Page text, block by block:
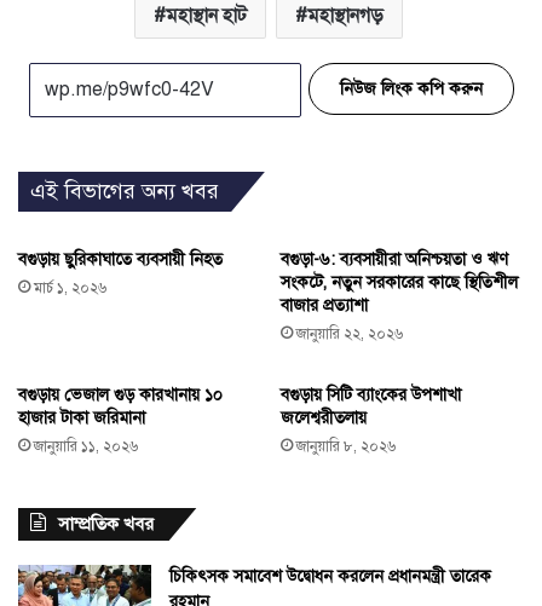
মহাস্থান হাট মহাস্থানগড়
নিউজ লিংক কপি করুন
এই বিভাগের অন্য খবর
বগুড়ায় ছুরিকাঘাতে ব্যবসায়ী নিহত
মার্চ ১, ২০২৬
বগুড়া-৬: ব্যবসায়ীরা অনিশ্চয়তা ও ঋণ
সংকটে, নতুন সরকারের কাছে স্থিতিশীল
বাজার প্রত্যাশা
জানুয়ারি ২২, ২০২৬
বগুড়ায় ভেজাল গুড় কারখানায় ১০
হাজার টাকা জরিমানা
জানুয়ারি ১১, ২০২৬
বগুড়ায় সিটি ব্যাংকের উপশাখা
জলেশ্বরীতলায়
জানুয়ারি ৮, ২০২৬
সাম্প্রতিক খবর
চিকিৎসক সমাবেশ উদ্বোধন করলেন প্রধানমন্ত্রী তারেক
রহমান